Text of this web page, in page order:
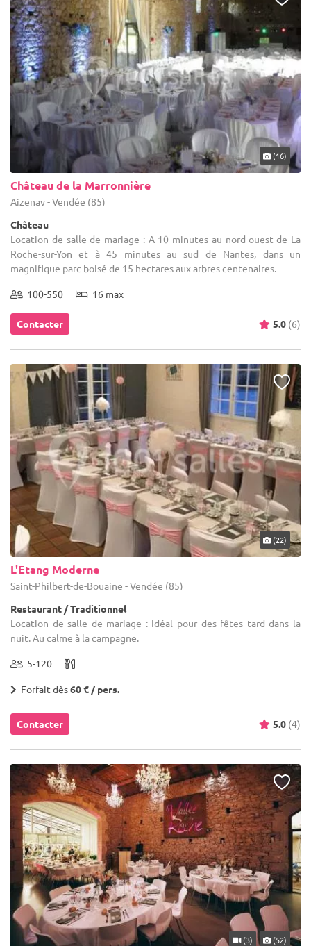
(16)
Château de la Marronnière
Aizenay - Vendée (85)
Château
Location de salle de mariage : A 10 minutes au nord-ouest de La
Roche-sur-Yon et à 45 minutes au sud de Nantes, dans un
magnifique parc boisé de 15 hectares aux arbres centenaires.
100-550 16 max
Contacter 5.0 (6)
(22)
L'Etang Moderne
Saint-Philbert-de-Bouaine - Vendée (85)
Restaurant / Traditionnel
Location de salle de mariage : Idéal pour des fêtes tard dans la
nuit. Au calme à la campagne.
5-120
Forfait dès60 € / pers.
Contacter 5.0 (4)
(3) (52)